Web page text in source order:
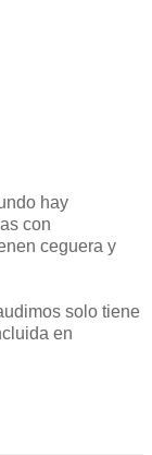
hay
con
ceguera y
solo tiene
en